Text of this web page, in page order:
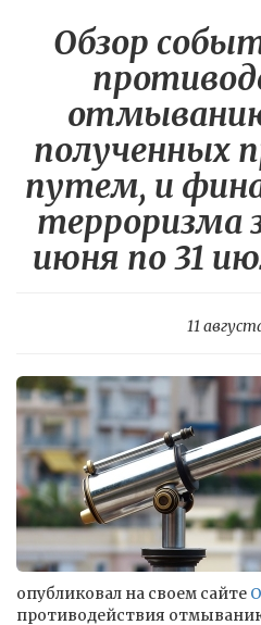
Обзор
полученных
путем, и
терроризма
июня по 31
11
опубликовал на своем сайте
противодействия